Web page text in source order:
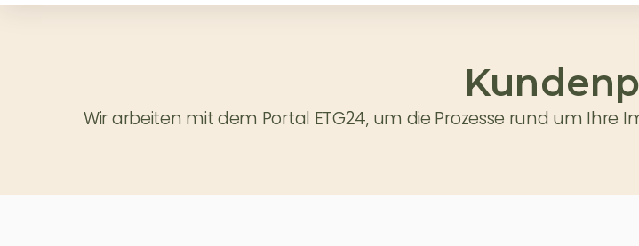
Wir arbeiten mit dem Portal ETG24, um die Prozesse rund um